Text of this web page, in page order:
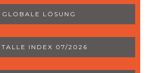
GLOBALE LÖSUNG
INDEX 07/2026